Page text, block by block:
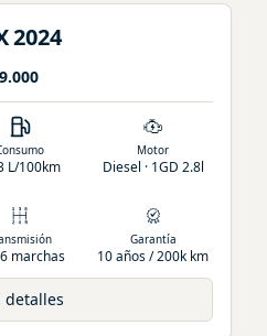
2024
L/100km
Motor
Diesel · 1GD 2.8l
6 marchas
Garantía
10 años / 200k km
detalles